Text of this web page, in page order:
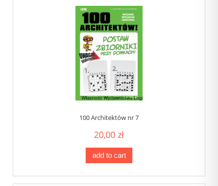
100 Architektów nr 7
20,00 zł
add to cart